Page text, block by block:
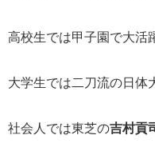
高校生では甲子園で大活
大学生では二刀流の日体
社会人では東芝の吉村貢